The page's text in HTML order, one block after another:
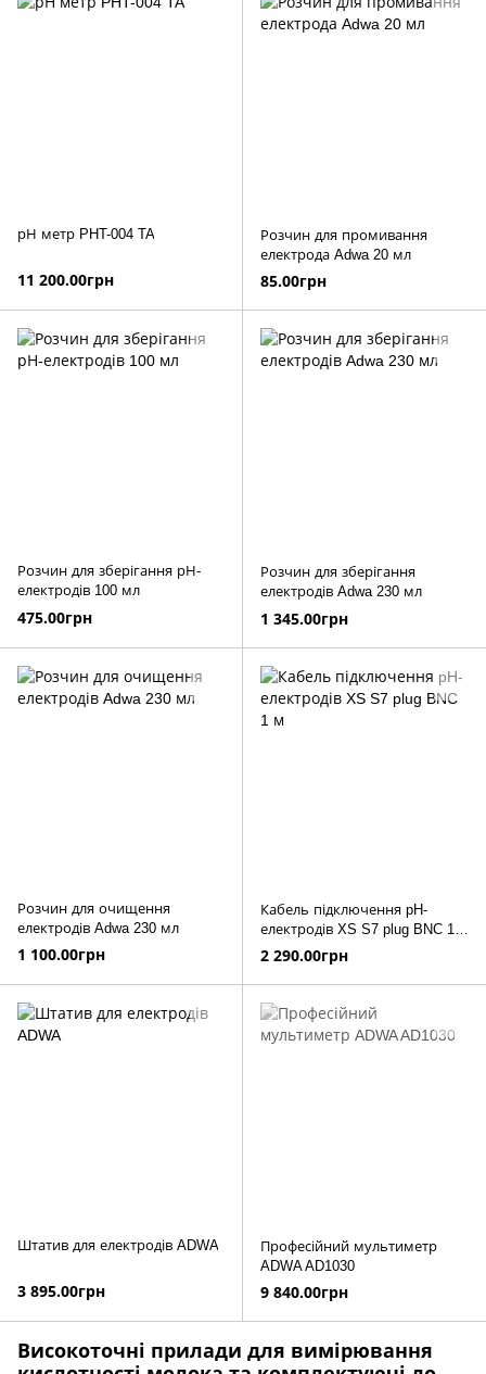
рН метр PHT-004 TA
11 200.00грн
Розчин для промивання
електрода Adwa 20 мл
85.00грн
Розчин для зберігання рН-
електродів 100 мл
475.00грн
Розчин для зберігання
електродів Adwa 230 мл
1 345.00грн
Розчин для очищення
електродів Adwa 230 мл
1 100.00грн
Кабель підключення pH-
електродів XS S7 plug BNC 1
м
2 290.00грн
Штатив для електродів ADWA
3 895.00грн
Професійний мультиметр
ADWA AD1030
9 840.00грн
Високоточні прилади для вимірювання